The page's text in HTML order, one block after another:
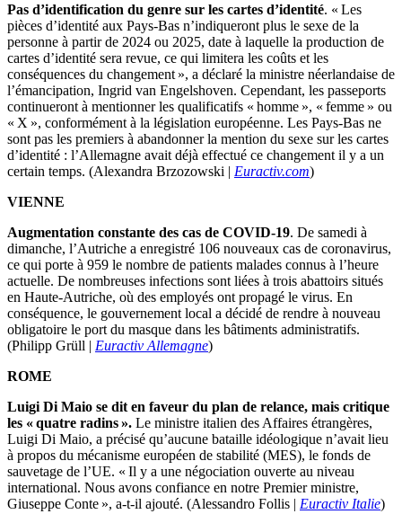
Pas d’identification du genre sur les cartes d’identité. « Les
pièces d’identité aux Pays-Bas n’indiqueront plus le sexe de la
personne à partir de 2024 ou 2025, date à laquelle la production de
cartes d’identité sera revue, ce qui limitera les coûts et les
conséquences du changement », a déclaré la ministre néerlandaise de
l’émancipation, Ingrid van Engelshoven. Cependant, les passeports
continueront à mentionner les qualificatifs « homme », « femme » ou
« X », conformément à la législation européenne. Les Pays-Bas ne
sont pas les premiers à abandonner la mention du sexe sur les cartes
d’identité : l’Allemagne avait déjà effectué ce changement il y a un
certain temps. (Alexandra Brzozowski | Euractiv.com)
VIENNE
Augmentation constante des cas de COVID-19. De samedi à
dimanche, l’Autriche a enregistré 106 nouveaux cas de coronavirus,
ce qui porte à 959 le nombre de patients malades connus à l’heure
actuelle. De nombreuses infections sont liées à trois abattoirs situés
en Haute-Autriche, où des employés ont propagé le virus. En
conséquence, le gouvernement local a décidé de rendre à nouveau
obligatoire le port du masque dans les bâtiments administratifs.
(Philipp Grüll | Euractiv Allemagne)
ROME
Luigi Di Maio se dit en faveur du plan de relance, mais critique
les « quatre radins ». Le ministre italien des Affaires étrangères,
Luigi Di Maio, a précisé qu’aucune bataille idéologique n’avait lieu
à propos du mécanisme européen de stabilité (MES), le fonds de
sauvetage de l’UE. « Il y a une négociation ouverte au niveau
international. Nous avons confiance en notre Premier ministre,
Giuseppe Conte », a-t-il ajouté. (Alessandro Follis | Euractiv Italie)